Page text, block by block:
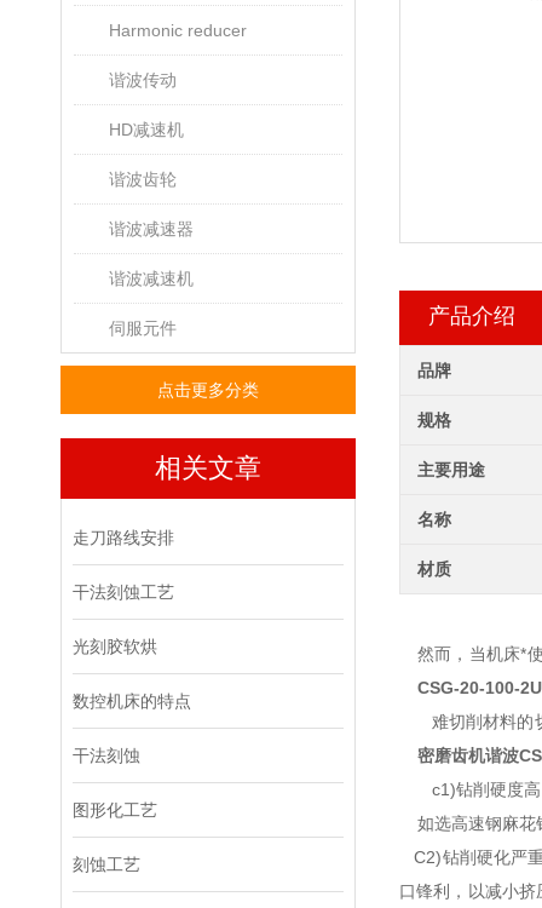
Harmonic reducer
谐波传动
HD减速机
谐波齿轮
谐波减速器
谐波减速机
伺服元件
点击更多分类
相关文章
走刀路线安排
干法刻蚀工艺
光刻胶软烘
数控机床的特点
干法刻蚀
图形化工艺
刻蚀工艺
产品介绍
品牌
规格
主要用途
名称
材质
然而，当机床*
CSG-20-100-
难切削材料的
密磨齿机谐波
c1)钻削硬度高
如选高速钢麻花
C2)钻削硬化严
口锋利，以减小